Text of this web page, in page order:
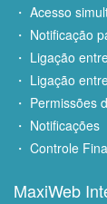
・ Acesso
・ Notificação
・ Ligação
・ Ligação
・ Permissões
・ Notificações
・ Controle
MaxiWeb